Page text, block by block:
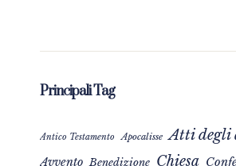
Principali Tag
Antico Testamento Apocalisse Atti degli
Avvento Benedizione Chiesa